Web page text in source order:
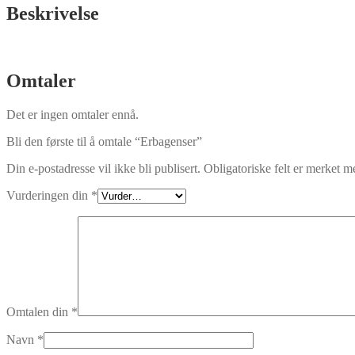
Beskrivelse
Omtaler
Det er ingen omtaler ennå.
Bli den første til å omtale “Erbagenser”
Din e-postadresse vil ikke bli publisert. Obligatoriske felt er merket
Vurderingen din *
Omtalen din *
Navn *